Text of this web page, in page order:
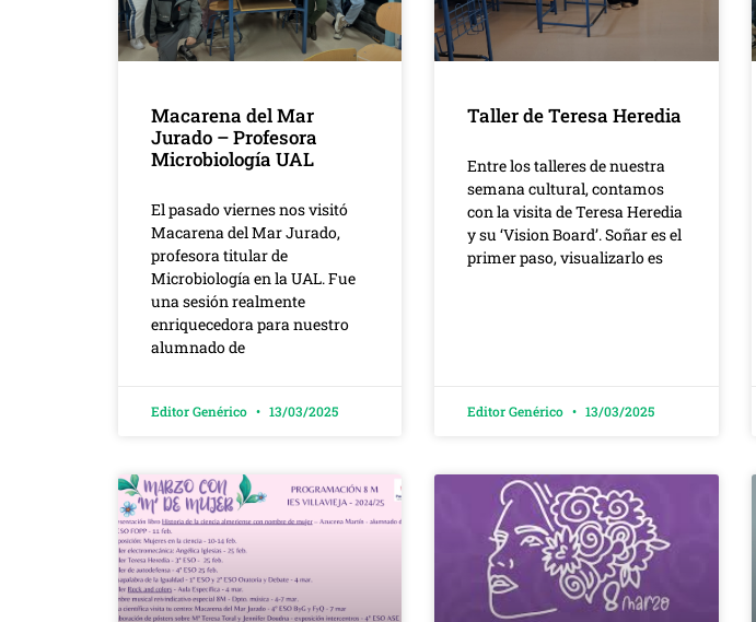
Macarena del Mar
Jurado – Profesora
Microbiología UAL
El pasado viernes nos visitó
Macarena del Mar Jurado,
profesora titular de
Microbiología en la UAL. Fue
una sesión realmente
enriquecedora para nuestro
alumnado de
Editor Genérico 13/03/2025
Taller de Teresa Heredia
Entre los talleres de nuestra
semana cultural, contamos
con la visita de Teresa Heredia
y su ‘Vision Board’. Soñar es el
primer paso, visualizarlo es
Editor Genérico 13/03/2025